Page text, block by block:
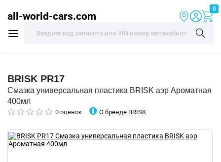
all-world-cars.com
0
BRISK PR17
Смазка универсальная пластика BRISK аэр Ароматная
400мл
0 оценок О бренде BRISK